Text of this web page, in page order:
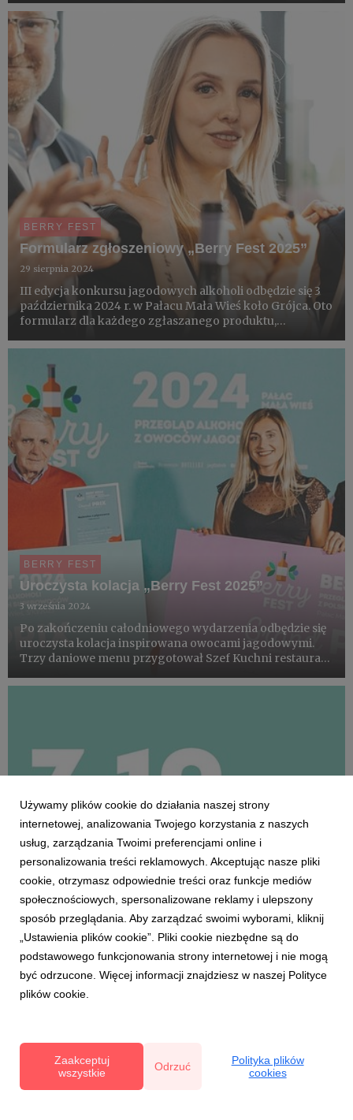
jeżyn, derenia, rokitnika, agrestu, truskawek i minikiwi.
B...
BERRY FEST
Formularz zgłoszeniowy „Berry Fest 2025”
29 sierpnia 2024
III edycja konkursu jagodowych alkoholi odbędzie się 3
października 2024 r. w Pałacu Mała Wieś koło Grójca. Oto
formularz dla każdego zgłaszanego produktu,
prostej akredytacji zapraszamy także dystrybutorów,
restaurat...
BERRY FEST
Uroczysta kolacja „Berry Fest 2025”
3 września 2024
Po zakończeniu całodniowego wydarzenia odbędzie się
uroczysta kolacja inspirowana owocami jagodowymi.
Trzy daniowe menu przygotował Szef Kuchni restauracji
gospodarzy laureaci Grand Prix BerryFest 2023, 2024 i
BERRY FEST
Regulamin BERRY FEST 2025
23 sierpnia 2024
Regulamin „BERRY FEST 2025” – trzeciego konkursu
alkoholi z owoców jagodowych. Berry Fest odbędzie się 3
października 2024 r., w Pałacu Mała Wieś w Belsku
kategorii „alk...
Używamy plików cookie do działania naszej strony
internetowej, analizowania Twojego korzystania z naszych
usług, zarządzania Twoimi preferencjami online i
personalizowania treści reklamowych. Akceptując nasze pliki
cookie, otrzymasz odpowiednie treści oraz funkcje mediów
społecznościowych, spersonalizowane reklamy i ulepszony
sposób przeglądania. Aby zarządzać swoimi wyborami, kliknij
„Ustawienia plików cookie”. Pliki cookie niezbędne są do
podstawowego funkcjonowania strony internetowej i nie mogą
być odrzucone. Więcej informacji znajdziesz w naszej Polityce
plików cookie.
Zaakceptuj
wszystkie
Odrzuć
Polityka plików
cookies